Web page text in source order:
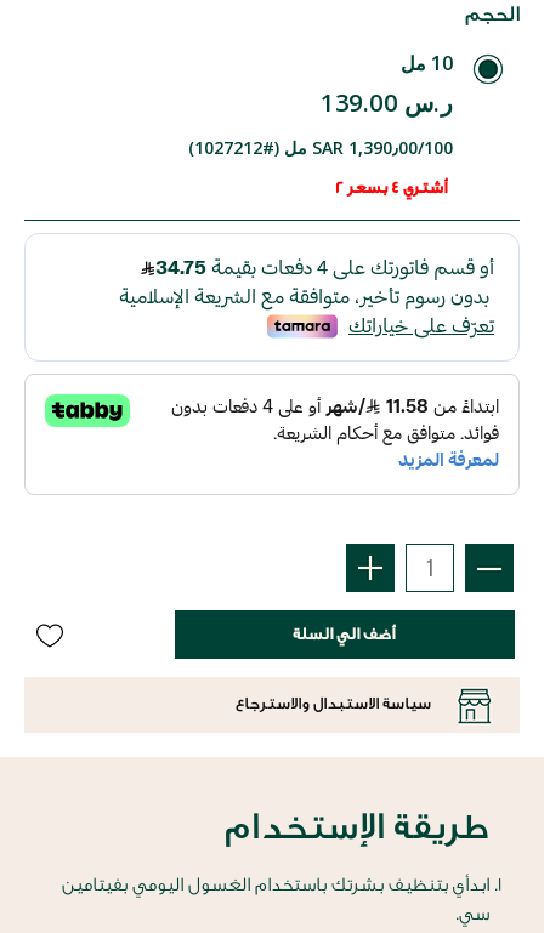
الحجم
10 مل
ر.س 139.00
SAR 1,390٫00/100 مل (#1027212)
أشتري 4 بسعر 2
أضف الي السلة
سياسة الاستبدال والاسترجاع
طريقة الإستخدام
ابدأي بتنظيف بشرتك باستخدام الغسول اليومي بفيتامين
سي.